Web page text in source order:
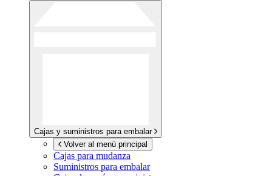
Cajas y suministros para embalar
Volver al menú principal
Cajas para mudanza
Suministros para embalar